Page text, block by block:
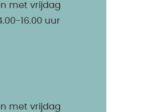
met vrijdag
16.00 uur
met vrijdag